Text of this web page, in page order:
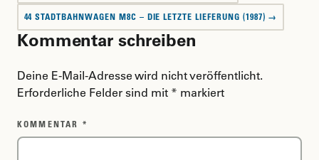
44 STADTBAHNWAGEN M8C – DIE LETZTE LIEFERUNG (1987) →
Kommentar schreiben
Deine E-Mail-Adresse wird nicht veröffentlicht.
Erforderliche Felder sind mit * markiert
KOMMENTAR *